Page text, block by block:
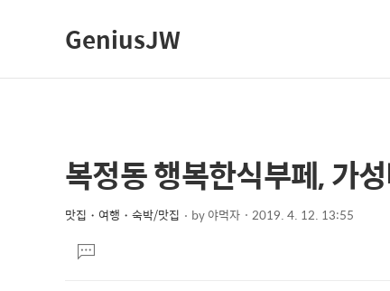
GeniusJW
상
컨
텐
본
문
제
복정동 행복한식부페, 가
맛집・여행・숙박/맛집 by야먹자 2019. 4. 12. 13:55
문댓
글